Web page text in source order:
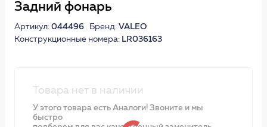
Задний фонарь
Артикул: 044496Бренд: VALEO
Конструкционные номера: LR036163
Товара нет в наличии
У этого товара есть Аналоги! Звоните и мы
быстро